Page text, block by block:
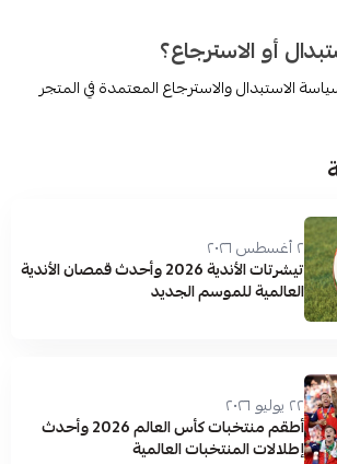
أو الاسترجاع؟
الاستبدال والاسترجاع المعتمدة في المتجر
٢ أغسطس ٢٠٢٦
تيشرتات الأندية 2026 وأحدث قمصان الأندية
العالمية للموسم الجديد
٢٢ يوليو ٢٠٢٦
أطقم منتخبات كأس العالم 2026 وأحدث
إطلالات المنتخبات العالمية